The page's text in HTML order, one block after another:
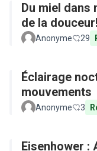
Du miel dans
de la douceur!
Anonyme 29
Éclairage
mouvements
Anonyme 3
Eisenhower :